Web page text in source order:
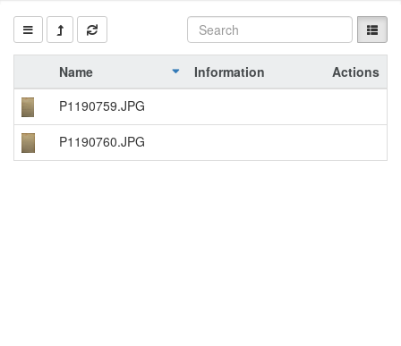
Name Information
Actions
P1190759.JPG
P1190760.JPG